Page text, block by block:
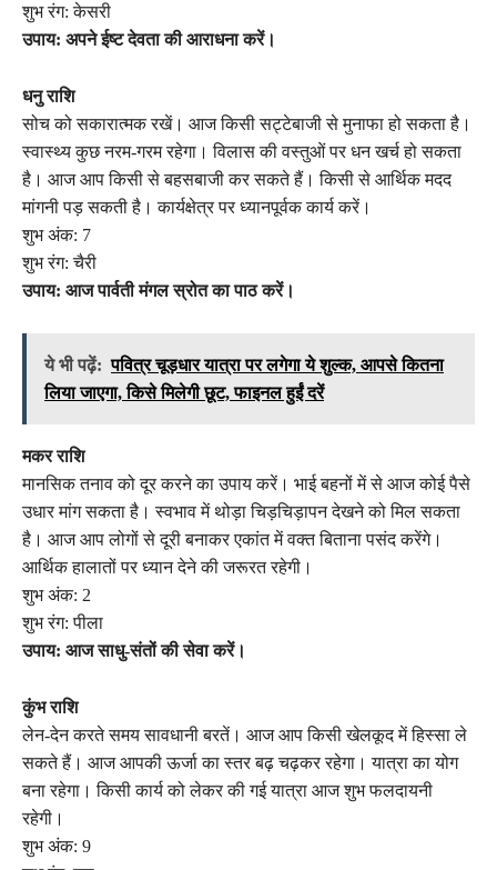
शुभ रंग: केसरी
उपाय: अपने ईष्ट देवता की आराधना करें।
धनु राशि
सोच को सकारात्मक रखें। आज किसी सट्टेबाजी से मुनाफा हो सकता है।
स्वास्थ्य कुछ नरम-गरम रहेगा। विलास की वस्तुओं पर धन खर्च हो सकता
है। आज आप किसी से बहसबाजी कर सकते हैं। किसी से आर्थिक मदद
मांगनी पड़ सकती है। कार्यक्षेत्र पर ध्यानपूर्वक कार्य करें।
शुभ अंक: 7
शुभ रंग: चैरी
उपाय: आज पार्वती मंगल स्रोत का पाठ करें।
ये भी पढ़ें: पवित्र चूड़धार यात्रा पर लगेगा ये शुल्क, आपसे कितना
लिया जाएगा, किसे मिलेगी छूट, फाइनल हुईं दरें
मकर राशि
मानसिक तनाव को दूर करने का उपाय करें। भाई बहनों में से आज कोई पैसे
उधार मांग सकता है। स्वभाव में थोड़ा चिड़चिड़ापन देखने को मिल सकता
है। आज आप लोगों से दूरी बनाकर एकांत में वक्त बिताना पसंद करेंगे।
आर्थिक हालातों पर ध्यान देने की जरूरत रहेगी।
शुभ अंक: 2
शुभ रंग: पीला
उपाय: आज साधु-संतों की सेवा करें।
कुंभ राशि
लेन-देन करते समय सावधानी बरतें। आज आप किसी खेलकूद में हिस्सा ले
सकते हैं। आज आपकी ऊर्जा का स्तर बढ़ चढ़कर रहेगा। यात्रा का योग
बना रहेगा। किसी कार्य को लेकर की गई यात्रा आज शुभ फलदायनी
रहेगी।
शुभ अंक: 9